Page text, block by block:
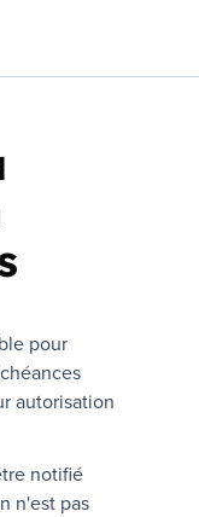
pour
autorisation
notifié
n'est pas